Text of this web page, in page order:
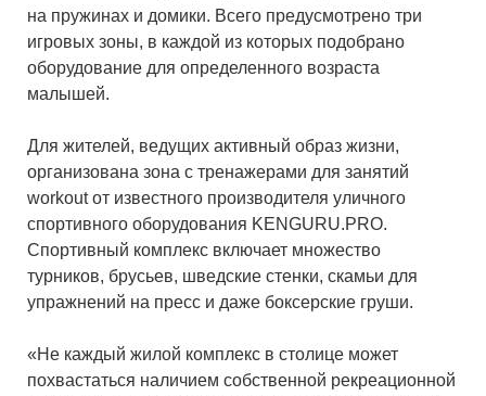
на пружинах и домики. Всего предусмотрено три
игровых зоны, в каждой из которых подобрано
оборудование для определенного возраста
малышей.
Для жителей, ведущих активный образ жизни,
организована зона с тренажерами для занятий
workout от известного производителя уличного
спортивного оборудования KENGURU.PRO.
Спортивный комплекс включает множество
турников, брусьев, шведские стенки, скамьи для
упражнений на пресс и даже боксерские груши.
«Не каждый жилой комплекс в столице может
похвастаться наличием собственной рекреационной